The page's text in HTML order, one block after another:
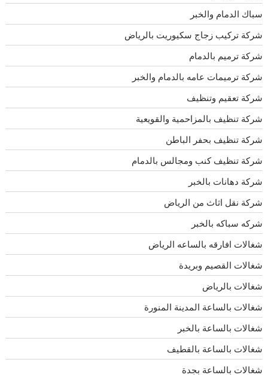
سباك الدمام والخبر
شركة تركيب زجاج سكيوريت بالرياض
شركة ترميم بالدمام
شركة ترميمات عامه بالدمام والخبر
شركة تعقيم وتنظيف
شركة تنظيف بالمزاحمية والقويعية
شركة تنظيف بحفر الباطن
شركة تنظيف كنب ومجالس بالدمام
شركة دهانات بالخبر
شركة نقل اثاث من الرياض
شركه سباكه بالخبر
شغالات افارقه بالساعه الرياض
شغالات القصيم وبريدة
شغالات بالرياض
شغالات بالساعة المدينة المنورة
شغالات بالساعة بالخبر
شغالات بالساعة بالقطيف
شغالات بالساعة بجدة